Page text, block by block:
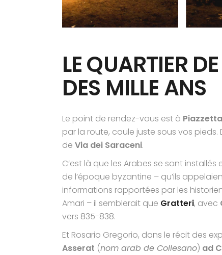
LE QUARTIER
DES MILLE ANS
Le point de rendez-vous est à
par la route, coule juste sous vos pieds.
de Via dei Saraceni.
C’est là que les Arabes se sont
de l’époque byzantine – qu’ils
informations rapportées par les
Amari – il semblerait que Gratteri, avec
vers 835-838.
Et Rosario Gregorio, dans le récit des
Asserat (nom arab de Collesano) ad